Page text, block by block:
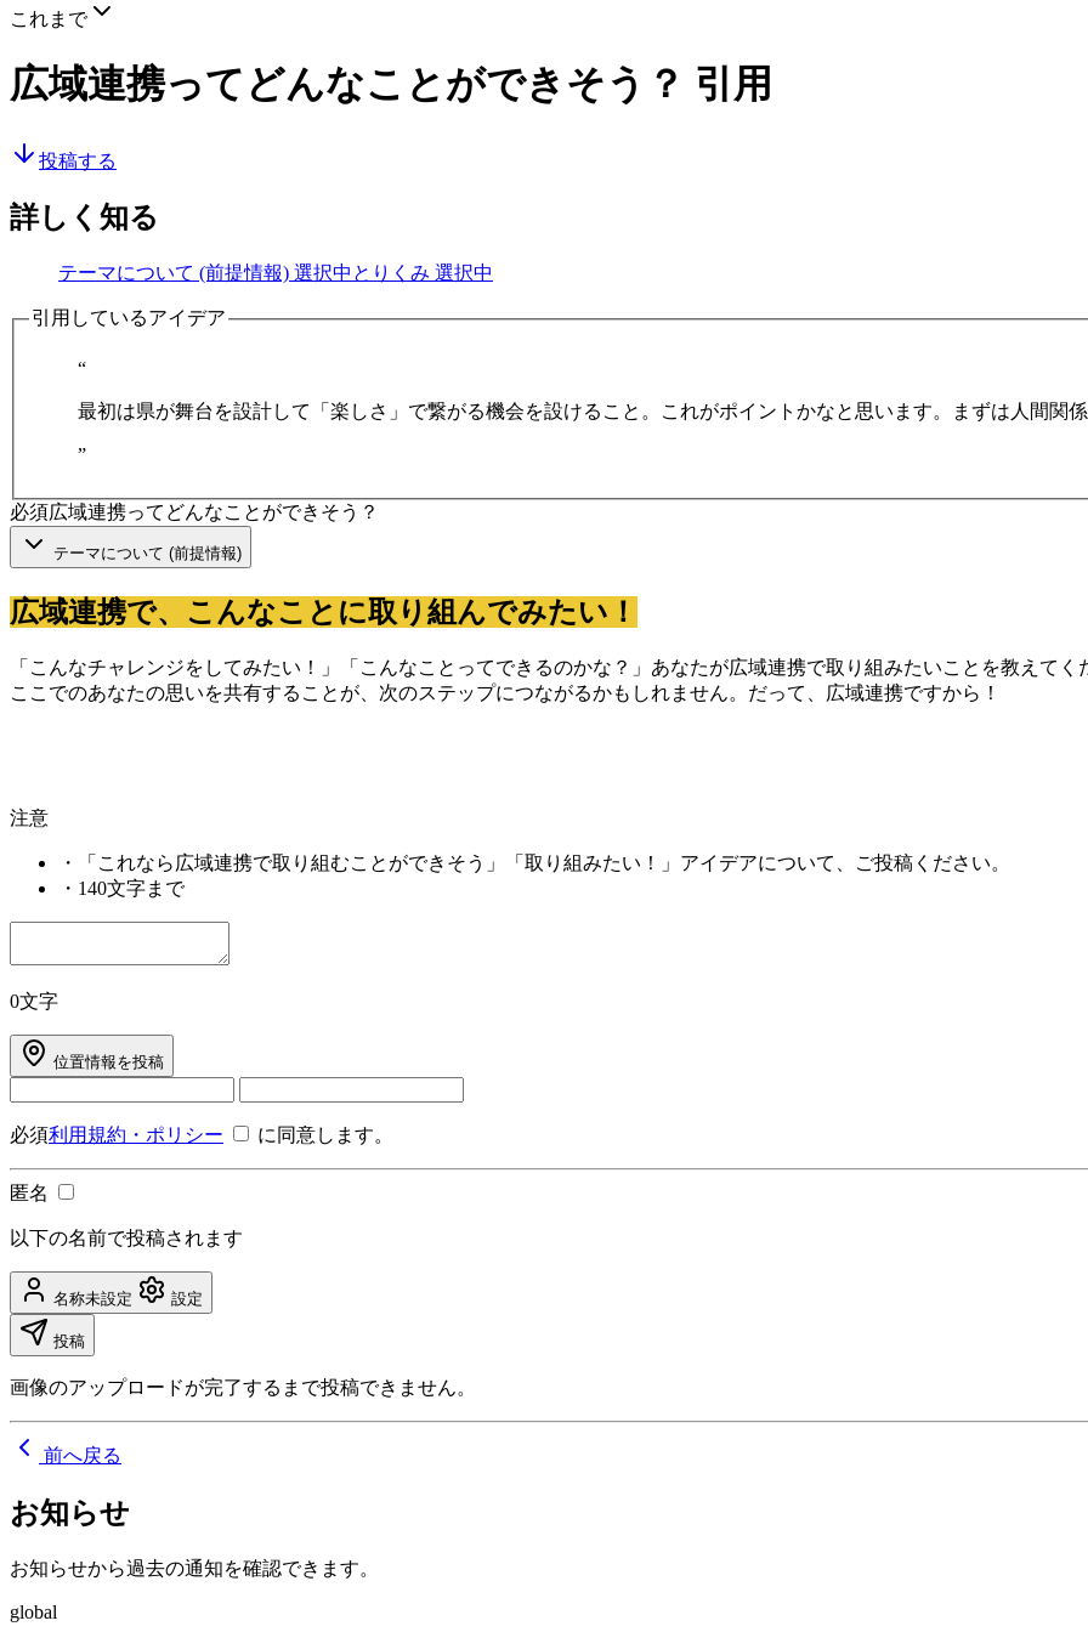
これまで
広域連携ってどんなことができそう？ 引用
投稿する
詳しく知る
テーマについて (前提情報) 選択中 とりくみ 選択中
引用しているアイデア
“
最初は県が舞台を設計して「楽しさ」で繋がる機会を設けること。これがポイントかなと思います。まずは人間関
”
必須広域連携ってどんなことができそう？
テーマについて (前提情報)
広域連携で、こんなことに取り組んでみたい！
「こんなチャレンジをしてみたい！」「こんなことってできるのかな？」あなたが広域連携で取り組みたいことを教えてく
ここでのあなたの思いを共有することが、次のステップにつながるかもしれません。だって、広域連携ですから！
注意
・
「これなら広域連携で取り組むことができそう」「取り組みたい！」アイデアについて、ご投稿ください。
・ 140文字まで
0文字
位置情報を投稿
必須利用規約・ポリシー に同意します。
匿名
以下の名前で投稿されます
名称未設定 設定
投稿
画像のアップロードが完了するまで投稿できません。
前へ戻る
お知らせ
お知らせから過去の通知を確認できます。
global